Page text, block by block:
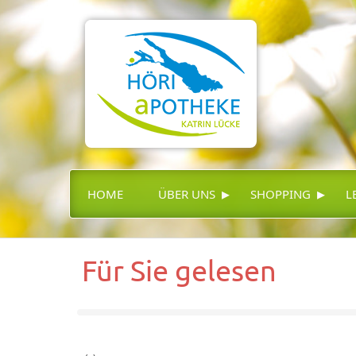
HOME ÜBER UNS ▸ SHOPPING ▸
Für Sie gelesen